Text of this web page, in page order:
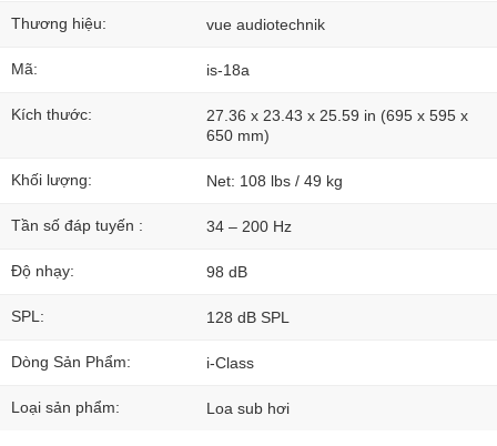
Thương hiệu: vue audiotechnik
Mã: is-18a
Kích thước:
27.36 x 23.43 x 25.59 in (695 x 595 x
650 mm)
Khối lượng: Net: 108 lbs / 49 kg
Tần số đáp tuyến : 34 – 200 Hz
Độ nhạy: 98 dB
SPL: 128 dB SPL
Dòng Sản Phẩm: i-Class
Loại sản phẩm: Loa sub hơi